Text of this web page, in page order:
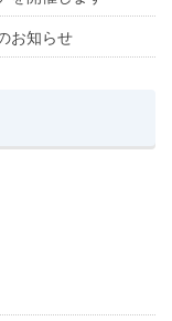
お知らせ